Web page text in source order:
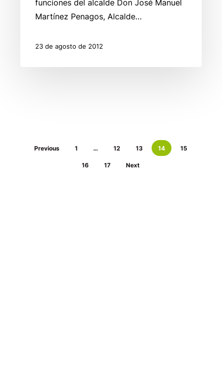
funciones del alcalde Don José Manuel
Martínez Penagos, Alcalde…
23 de agosto de 2012
Previous 1 … 12 13 14 15
16 17 Next